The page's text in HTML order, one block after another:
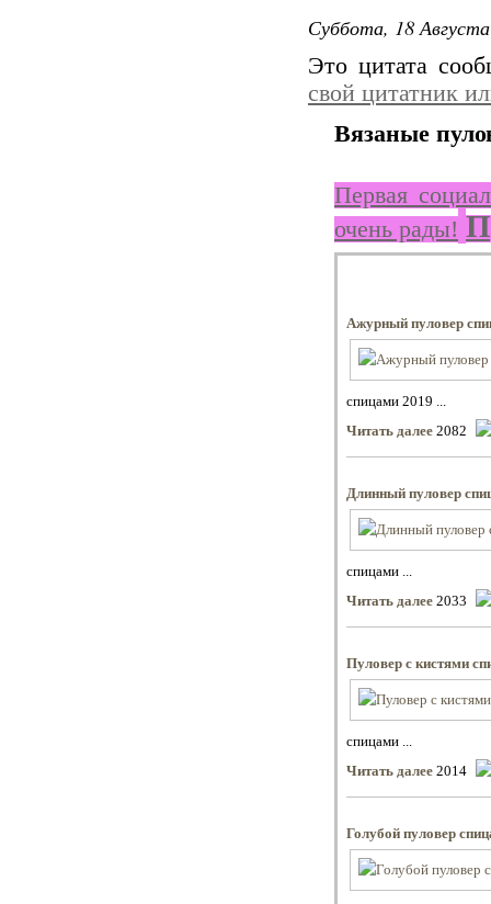
Суббота, 18
Это цитата
свой цитатник
Вязаные
Первая
очень рады!
Ажурный пуловер
спицами 2019 ...
Читать далее 2082
Длинный пуловер
спицами ...
Читать далее 2033
Пуловер с кистями
спицами ...
Читать далее 2014
Голубой пуловер